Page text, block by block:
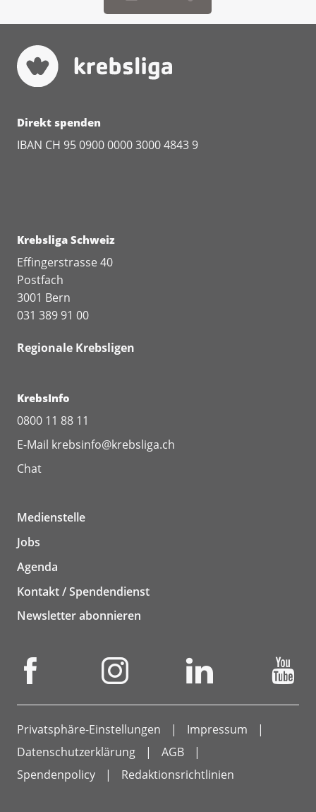
Direkt spenden
IBAN CH 95 0900 0000 3000 4843 9
Krebsliga Schweiz
Effingerstrasse 40
Postfach
3001 Bern
031 389 91 00
Regionale Krebsligen
KrebsInfo
0800 11 88 11
E-Mail krebsinfo@krebsliga.ch
Chat
Medienstelle
Jobs
Agenda
Kontakt / Spendendienst
Newsletter abonnieren
Privatsphäre-Einstellungen
Impressum
Datenschutzerklärung
AGB
Spendenpolicy
Redaktionsrichtlinien